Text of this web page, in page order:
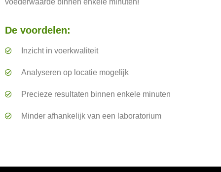
voederwaarde binnen enkele minuten!
De voordelen:
Inzicht in voerkwaliteit
Analyseren op locatie mogelijk
Precieze resultaten binnen enkele minuten
Minder afhankelijk van een laboratorium